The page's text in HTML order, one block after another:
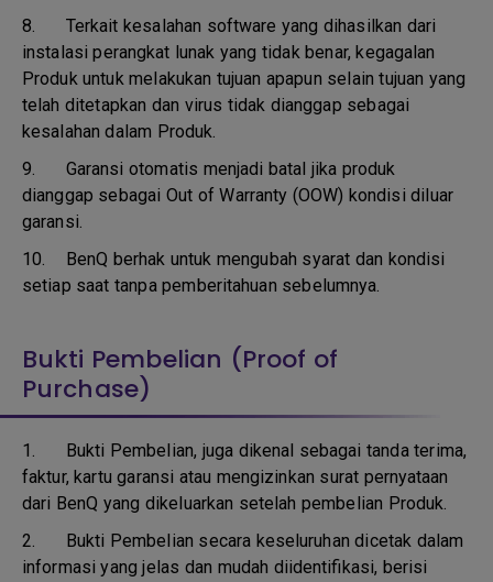
8. Terkait kesalahan software yang dihasilkan dari
instalasi perangkat lunak yang tidak benar, kegagalan
Produk untuk melakukan tujuan apapun selain tujuan yang
telah ditetapkan dan virus tidak dianggap sebagai
kesalahan dalam Produk.
9. Garansi otomatis menjadi batal jika produk
dianggap sebagai Out of Warranty (OOW) kondisi diluar
garansi.
10. BenQ berhak untuk mengubah syarat dan kondisi
setiap saat tanpa pemberitahuan sebelumnya.
Bukti Pembelian (Proof of
Purchase)
1. Bukti Pembelian, juga dikenal sebagai tanda terima,
faktur, kartu garansi atau mengizinkan surat pernyataan
dari BenQ yang dikeluarkan setelah pembelian Produk.
2. Bukti Pembelian secara keseluruhan dicetak dalam
informasi yang jelas dan mudah diidentifikasi, berisi